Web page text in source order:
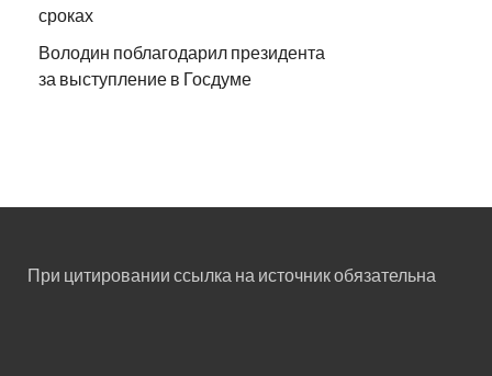
сроках
Володин поблагодарил президента
за выступление в Госдуме
При цитировании ссылка на источник обязательна